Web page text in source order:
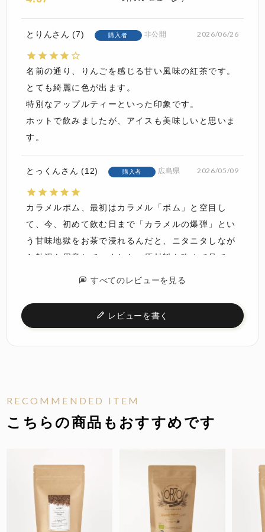
とりん 7 購入者 非公開 2026/06/26
名前の通り、りんごを感じる甘い風味の紅茶です。
とても綺麗に色が出ます。
特別なアップルティーといった印象です。
ホットで飲みましたが、アイスも美味しいと思いま
す。
とっくん 12 購入者 広島県 2026/05/09
カラメルポム、最初はカラメル「ボム」と空目し
て、今、初めて飲む日まで「カラメルの爆弾」とい
う甘味地獄をお茶で浸れるんだと、ニタニタしなが
ら熱湯を用意していました。原材料を改めて見て、
と名前を読むとカラメル「ポム」と書いてあって、
「リンゴ」ちゃん…！とうふふと清楚な笑い声が出
トリコのルイボスティーをもっと試したくなりまし
た。ここのルイボスティーの初めては彼女で良かっ
みぽ 非公開
初めて利用させていただきました！！
すべてのレビューを見る
レビューを書く
RECOMMENDED ITEM
こちらの商品もおすすめです